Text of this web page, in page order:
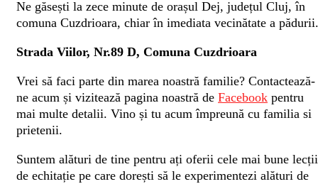
Ne găsești la zece minute de orașul Dej, județul Cluj, în
comuna Cuzdrioara, chiar în imediata vecinătate a pădurii.
Strada Viilor, Nr.89 D, Comuna Cuzdrioara
Vrei să faci parte din marea noastră familie? Contactează-
ne acum și vizitează pagina noastră de Facebook pentru
mai multe detalii. Vino și tu acum împreună cu familia si
prietenii.
Suntem alături de tine pentru ați oferii cele mai bune lecții
de echitație pe care dorești să le experimentezi alături de